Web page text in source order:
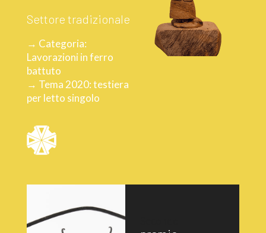
Settore tradizionale
→ Categoria:
Lavorazioni in ferro
battuto
→ Tema 2020: testiera
per letto singolo